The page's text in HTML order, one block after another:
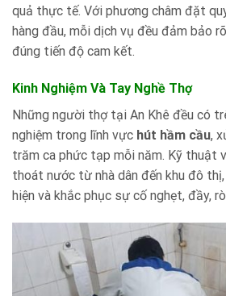
quả thực tế. Với phương châm đặt
hàng đầu, mỗi dịch vụ đều đảm bảo
đúng tiến độ cam kết.
Kinh Nghiệm Và Tay Nghề Thợ
Những người thợ tại An Khê đều có
nghiệm trong lĩnh vực hút hầm cầu,
trăm ca phức tạp mỗi năm. Kỹ thuật
thoát nước từ nhà dân đến khu đô thị,
hiện và khắc phục sự cố nghẹt, đầy,